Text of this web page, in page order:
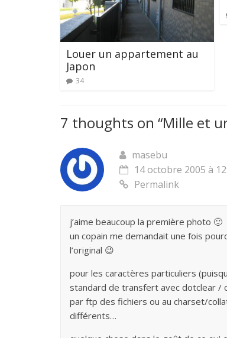
Louer un appartement au
Japon
34
7 thoughts on “Mille et
masebu
14 octobre 2005 à
Permalink
j’aime beaucoup la première photo 🙂
un copain me demandait une fois
l’original 😉
pour les caractères particuliers
standard de transfert avec dotclear /
par ftp des fichiers ou au charset/
différents…